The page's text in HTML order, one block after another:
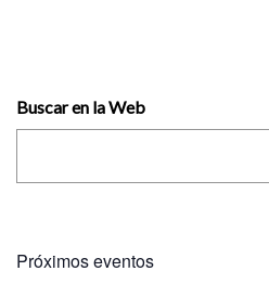
Buscar en la Web
Próximos eventos